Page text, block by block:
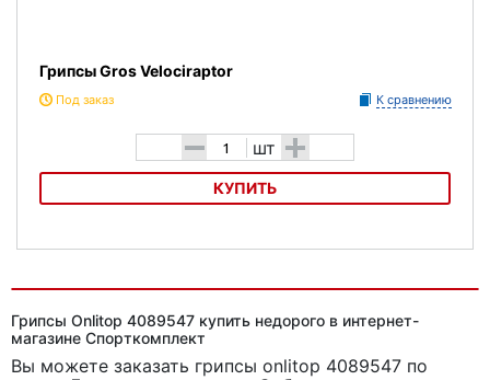
Грипсы Gros Velociraptor
Под заказ К сравнению
- шт +
КУПИТЬ
Грипсы Onlitop 4089547 купить недорого в интернет-
магазине Спорткомплект
Вы можете заказать грипсы onlitop 4089547 по